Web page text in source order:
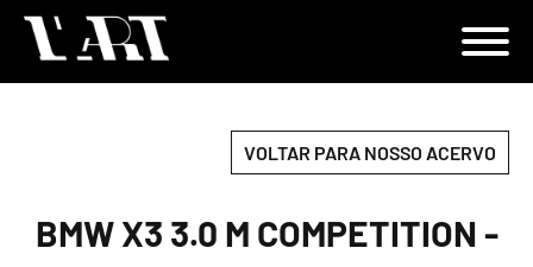
VOLTAR PARA NOSSO ACERVO
BMW X3 3.0 M COMPETITION -